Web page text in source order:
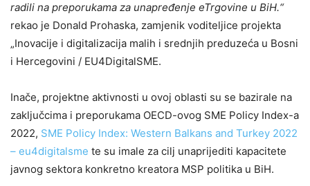
radili na preporukama za unapređenje eTrgovine u BiH.“
rekao je Donald Prohaska, zamjenik voditeljice projekta
„Inovacije i digitalizacija malih i srednjih preduzeća u Bosni
i Hercegovini / EU4DigitalSME.
Inače, projektne aktivnosti u ovoj oblasti su se bazirale na
zaključcima i preporukama OECD-ovog SME Policy Index-a
2022, SME Policy Index: Western Balkans and Turkey 2022
– eu4digitalsme te su imale za cilj unaprijediti kapacitete
javnog sektora konkretno kreatora MSP politika u BiH.